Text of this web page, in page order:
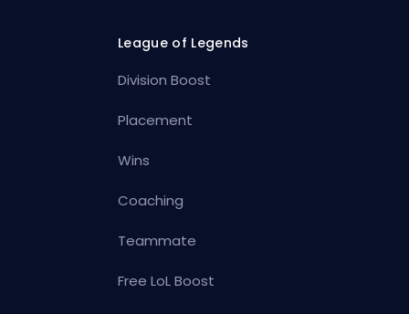
League of Legends
Division Boost
Placement
Wins
Coaching
Teammate
Free LoL Boost